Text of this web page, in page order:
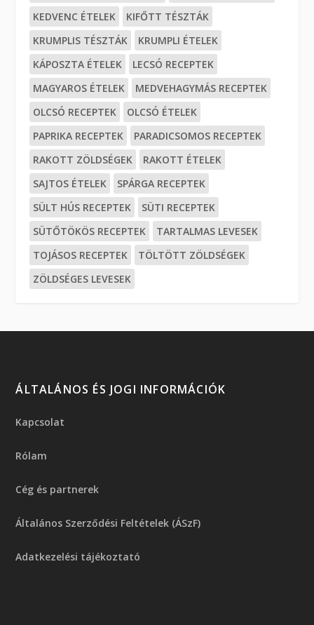
KEDVENC ÉTELEK
KIFŐTT TÉSZTÁK
KRUMPLIS TÉSZTÁK
KRUMPLI ÉTELEK
KÁPOSZTA ÉTELEK
LECSÓ RECEPTEK
MAGYAROS ÉTELEK
MEDVEHAGYMÁS RECEPTEK
OLCSÓ RECEPTEK
OLCSÓ ÉTELEK
PAPRIKA RECEPTEK
PARADICSOMOS RECEPTEK
RAKOTT ZÖLDSÉGEK
RAKOTT ÉTELEK
SAJTOS ÉTELEK
SPÁRGA RECEPTEK
SÜLT HÚS RECEPTEK
SÜTI RECEPTEK
SÜTŐTÖKÖS RECEPTEK
TARTALMAS LEVESEK
TOJÁSOS RECEPTEK
TÖLTÖTT ZÖLDSÉGEK
ZÖLDSÉGES LEVESEK
ÁLTALÁNOS ÉS JOGI INFORMÁCIÓK
Kapcsolat
Rólam
Cég és partnerek
Általános Szerződési Feltételek (ÁSzF)
Adatkezelési tájékoztató